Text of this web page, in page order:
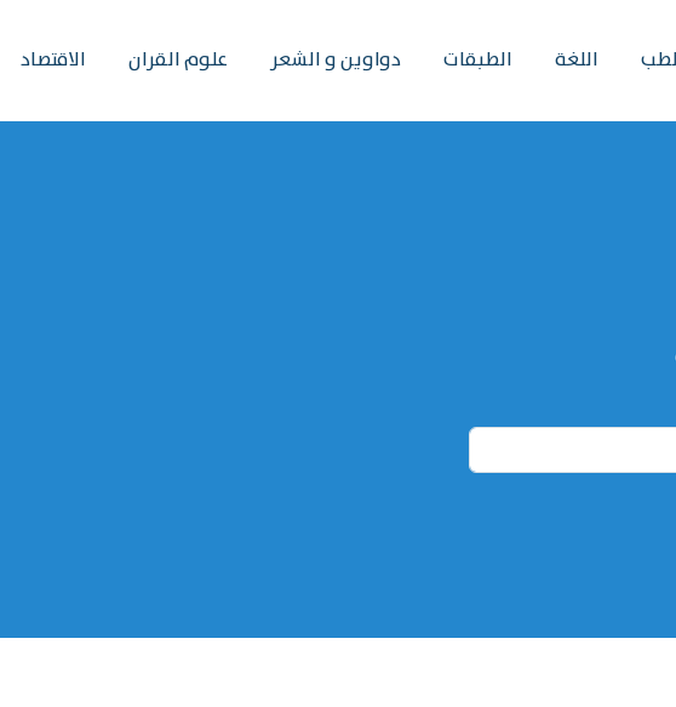
اللغة الطبقات دواوين و الشعر علوم القران الاقتصاد